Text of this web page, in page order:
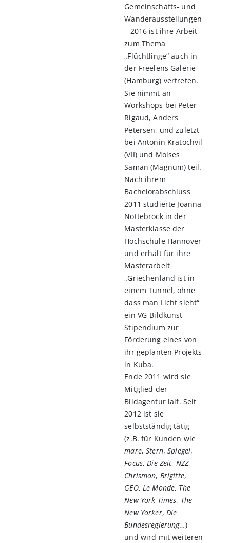
Gemeinschafts- und
Wanderausstellungen
– 2016 ist ihre Arbeit
zum Thema
„Flüchtlinge“ auch in
der Freelens Galerie
(Hamburg) vertreten.
Sie nimmt an
Workshops bei Peter
Rigaud, Anders
Petersen, und zuletzt
bei Antonin Kratochvil
(VII) und Moises
Saman (Magnum) teil.
Nach ihrem
Bachelorabschluss
2011 studierte Joanna
Nottebrock in der
Masterklasse der
Hochschule Hannover
und erhält für ihre
Masterarbeit
„Griechenland ist in
einem Tunnel, ohne
dass man Licht sieht“
ein VG-Bildkunst
Stipendium zur
Förderung eines von
ihr geplanten Projekts
in Kuba.
Ende 2011 wird sie
Mitglied der
Bildagentur laif. Seit
2012 ist sie
selbstständig tätig
(z.B. für Kunden wie
mare,Stern,Spiegel,
Focus,Die Zeit, NZZ,
Chrismon, Brigitte,
GEO, Le Monde, The
New York Times, The
New Yorker, Die
Bundesregierung…)
und wird mit weiteren